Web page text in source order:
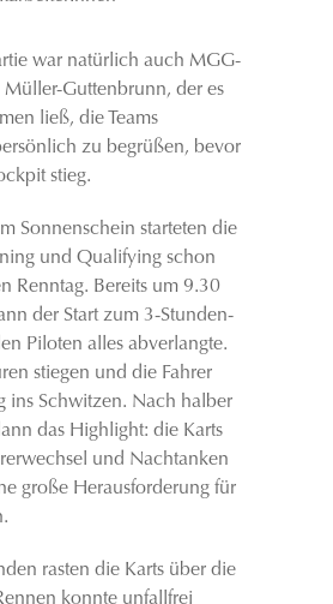
war natürlich auch MGG-
Müller-Guttenbrunn, der es
ließ, die Teams
zu begrüßen, bevor
stieg.
Sonnenschein starteten die
und Qualifying schon
Renntag. Bereits um 9.30
der Start zum 3-Stunden-
Piloten alles abverlangte.
stiegen und die Fahrer
ins Schwitzen. Nach halber
das Highlight: die Karts
und Nachtanken
große Herausforderung für
rasten die Karts über die
konnte unfallfrei